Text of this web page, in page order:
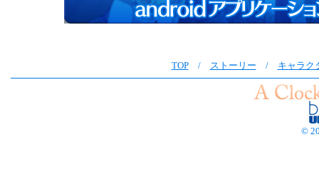
TOP/ ストーリー / キャラク
©